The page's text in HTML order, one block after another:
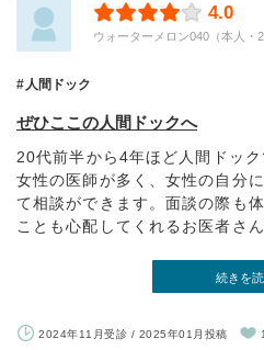
4.0
ウォーターメロン040（本人・
人間ドック
ぜひここの人間ドックへ
20代前半から4年ほど人間ドック
女性の医師が多く、女性の自分
て相談ができます。面談の際も
ことも心配してくれるお医者さ
続きを
2024年11月受診 / 2025年01月投稿